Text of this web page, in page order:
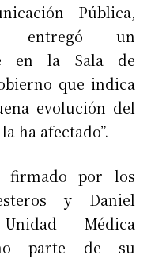
Pública,
entregó un
en la Sala de
que indica
evolución del
ha afectado”.
firmado por los
y Daniel
Médica
parte de su